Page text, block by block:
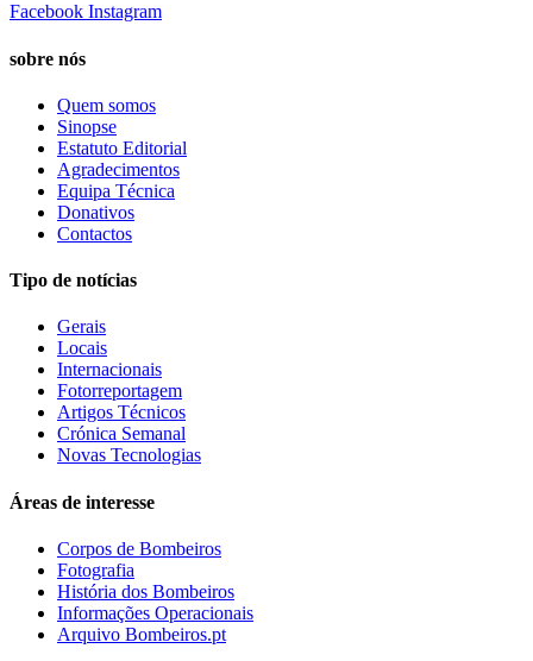
Facebook Instagram
sobre nós
Quem somos
Sinopse
Estatuto Editorial
Agradecimentos
Equipa Técnica
Donativos
Contactos
Tipo de notícias
Gerais
Locais
Internacionais
Fotorreportagem
Artigos Técnicos
Crónica Semanal
Novas Tecnologias
Áreas de interesse
Corpos de Bombeiros
Fotografia
História dos Bombeiros
Informações Operacionais
Arquivo Bombeiros.pt